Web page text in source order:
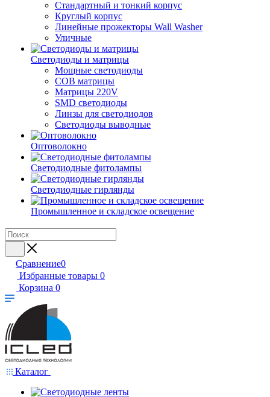
Стандартный и тонкий корпус
Круглый корпус
Линейные прожекторы Wall Washer
Уличные
Светодиоды и матрицы
Мощные светодиоды
COB матрицы
Матрицы 220V
SMD светодиоды
Линзы для светодиодов
Светодиоды выводные
Оптоволокно
Светодиодные фитолампы
Светодиодные гирлянды
Промышленное и складское освещение
Сравнение0
Избранные товары 0
Корзина 0
Каталог